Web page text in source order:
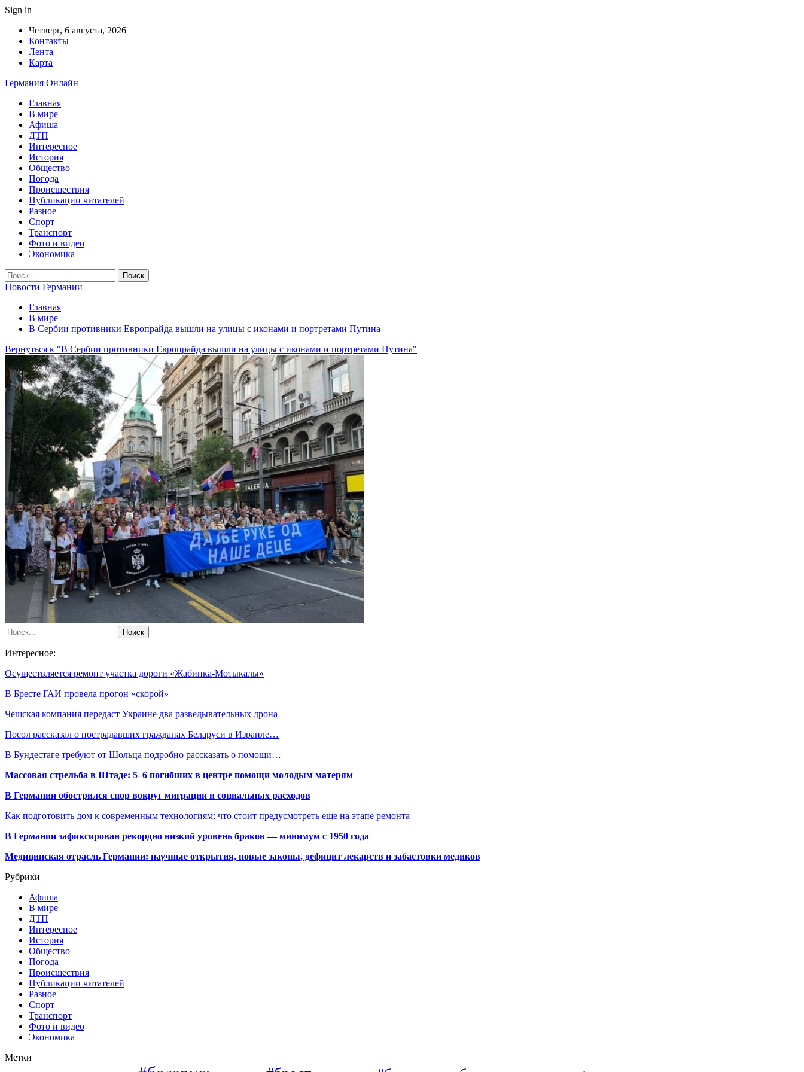
Sign in
Четверг, 6 августа, 2026
Контакты
Лента
Карта
Германия Онлайн
Главная
В мире
Афиша
ДТП
Интересное
История
Общество
Погода
Происшествия
Публикации читателей
Разное
Спорт
Транспорт
Фото и видео
Экономика
Новости Германии
Главная
В мире
В Сербии противники Европрайда вышли на улицы с иконами и портретами Путина
Вернуться к "В Сербии противники Европрайда вышли на улицы с иконами и портретами Путина"
Интересное:
Осуществляется ремонт участка дороги «Жабинка-Мотыкалы»
В Бресте ГАИ провела прогон «скорой»
Чешская компания передаст Украине два разведывательных дрона
Посол рассказал о пострадавших гражданах Беларуси в Израиле…
В Бундестаге требуют от Шольца подробно рассказать о помощи…
Массовая стрельба в Штаде: 5–6 погибших в центре помощи молодым матерям
В Германии обострился спор вокруг миграции и социальных расходов
Как подготовить дом к современным технологиям: что стоит предусмотреть еще на этапе ремонта
В Германии зафиксирован рекордно низкий уровень браков — минимум с 1950 года
Медицинская отрасль Германии: научные открытия, новые законы, дефицит лекарств и забастовки медиков
Рубрики
Афиша
В мире
ДТП
Интересное
История
Общество
Погода
Происшествия
Публикации читателей
Разное
Спорт
Транспорт
Фото и видео
Экономика
Метки